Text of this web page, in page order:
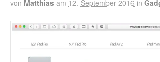
von Matthias am 12. September 2016 in